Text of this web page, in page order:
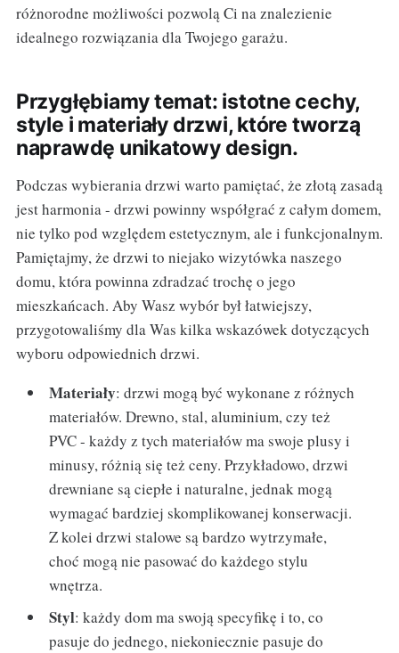
różnorodne możliwości pozwolą Ci na znalezienie
idealnego rozwiązania dla Twojego garażu.
Przygłębiamy temat: istotne cechy,
style i materiały drzwi, które tworzą
naprawdę unikatowy design.
Podczas wybierania drzwi warto pamiętać, że złotą zasadą
jest harmonia - drzwi powinny współgrać z całym domem,
nie tylko pod względem estetycznym, ale i funkcjonalnym.
Pamiętajmy, że drzwi to niejako wizytówka naszego
domu, która powinna zdradzać trochę o jego
mieszkańcach. Aby Wasz wybór był łatwiejszy,
przygotowaliśmy dla Was kilka wskazówek dotyczących
wyboru odpowiednich drzwi.
Materiały: drzwi mogą być wykonane z różnych
materiałów. Drewno, stal, aluminium, czy też
PVC - każdy z tych materiałów ma swoje plusy i
minusy, różnią się też ceny. Przykładowo, drzwi
drewniane są ciepłe i naturalne, jednak mogą
wymagać bardziej skomplikowanej konserwacji.
Z kolei drzwi stalowe są bardzo wytrzymałe,
choć mogą nie pasować do każdego stylu
wnętrza.
Styl: każdy dom ma swoją specyfikę i to, co
pasuje do jednego, niekoniecznie pasuje do